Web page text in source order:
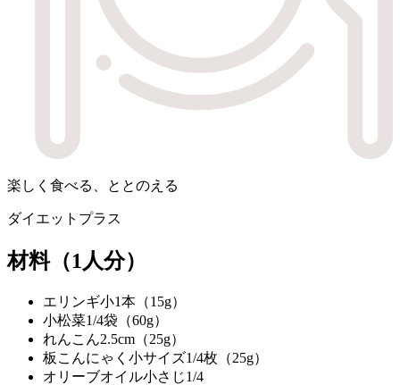
楽しく食べる、ととのえる
ダイエットプラス
材料（1人分）
エリンギ小1本（15g）
小松菜1/4袋（60g）
れんこん2.5cm（25g）
板こんにゃく 小サイズ1/4枚（25g）
オリーブオイル小さじ1/4